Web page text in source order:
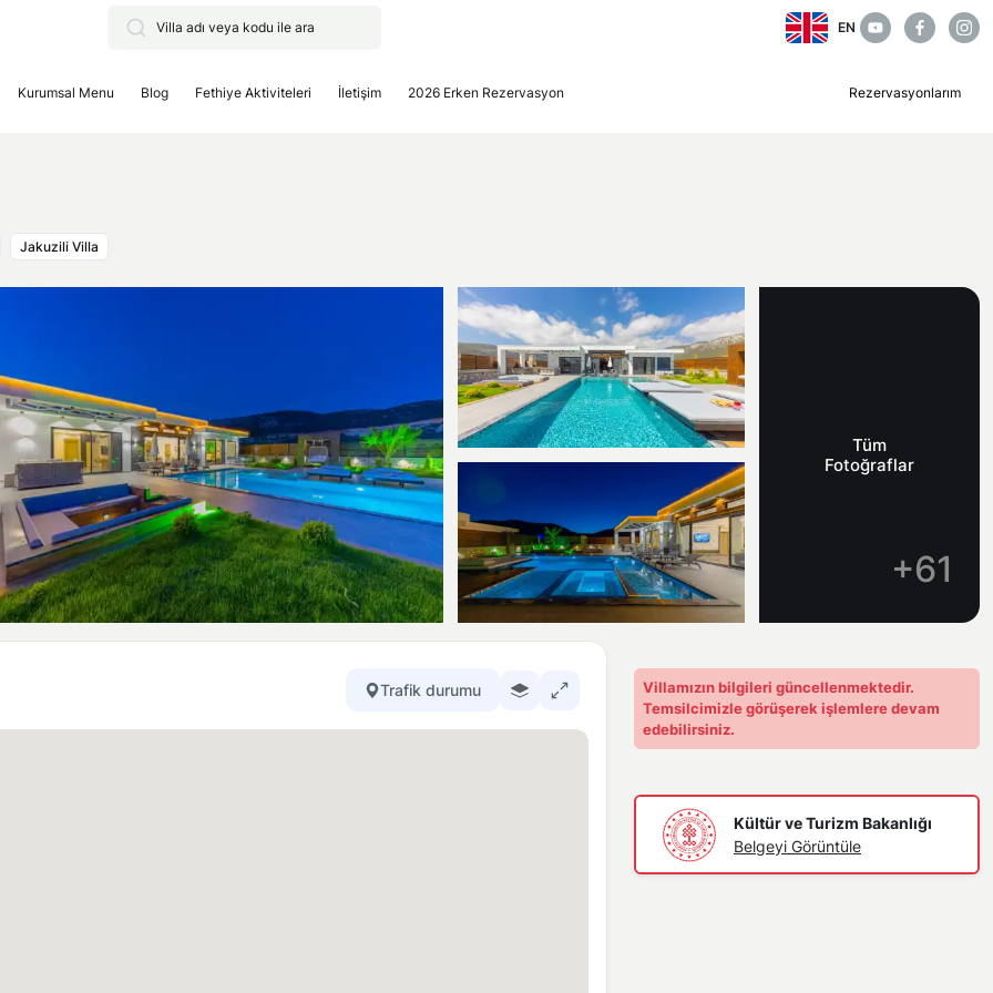
EN
Kurumsal Menu Blog Fethiye Aktiviteleri İletişim 2026 Erken Rezervasyon Rezervasyonlarım
Jakuzili Villa
Tüm
Fotoğraflar
+61
Trafik durumu
Villamızın bilgileri güncellenmektedir.
Temsilcimizle görüşerek işlemlere devam
edebilirsiniz.
Kültür ve Turizm Bakanlığı
Belgeyi Görüntüle